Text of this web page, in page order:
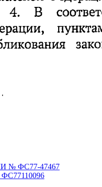
№ ФС77-47467